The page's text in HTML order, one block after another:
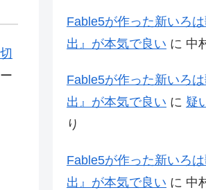
Fable5が作った新いろ
出』が本気で良い に 中
Fable5が作った新いろ
出』が本気で良い に 疑
り
Fable5が作った新いろ
出』が本気で良い に 中